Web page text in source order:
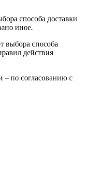
способа доставки
иное.
выбора способа
действия
– по согласованию с